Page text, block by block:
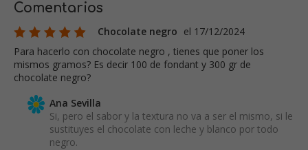
Comentarios
Chocolate negro el 17/12/2024
Para hacerlo con chocolate negro , tienes que poner los
mismos gramos? Es decir 100 de fondant y 300 gr de
chocolate negro?
Ana Sevilla
Si, pero el sabor y la textura no va a ser el mismo, si le
sustituyes el chocolate con leche y blanco por todo
negro.